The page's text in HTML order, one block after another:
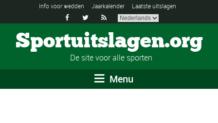
Info voor wedden Jaarkalender Laatste uitslagen
  
Sportuitslagen.org
De site voor alle sporten
Menu